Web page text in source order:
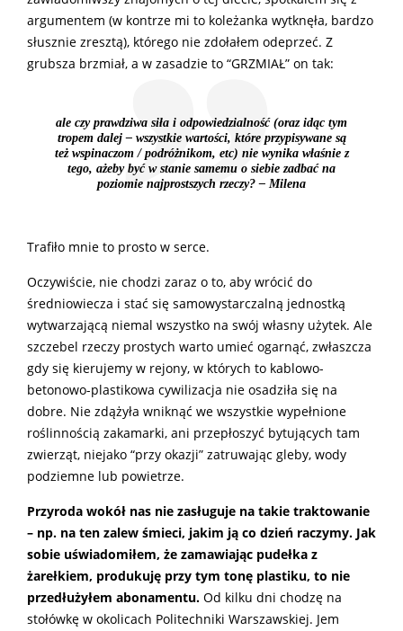
argumentem (w kontrze mi to koleżanka wytknęła, bardzo
słusznie zresztą), którego nie zdołałem odeprzeć. Z
grubsza brzmiał, a w zasadzie to “GRZMIAŁ” on tak:
ale czy prawdziwa siła i odpowiedzialność (oraz idąc tym
tropem dalej – wszystkie wartości, które przypisywane są
też wspinaczom / podróżnikom, etc) nie wynika właśnie z
tego, ażeby być w stanie samemu o siebie zadbać na
poziomie najprostszych rzeczy? – Milena
Trafiło mnie to prosto w serce.
Oczywiście, nie chodzi zaraz o to, aby wrócić do
średniowiecza i stać się samowystarczalną jednostką
wytwarzającą niemal wszystko na swój własny użytek. Ale
szczebel rzeczy prostych warto umieć ogarnąć, zwłaszcza
gdy się kierujemy w rejony, w których to kablowo-
betonowo-plastikowa cywilizacja nie osadziła się na
dobre. Nie zdążyła wniknąć we wszystkie wypełnione
roślinnością zakamarki, ani przepłoszyć bytujących tam
zwierząt, niejako “przy okazji” zatruwając gleby, wody
podziemne lub powietrze.
Przyroda wokół nas nie zasługuje na takie traktowanie
– np. na ten zalew śmieci, jakim ją co dzień raczymy. Jak
sobie uświadomiłem, że zamawiając pudełka z
żarełkiem, produkuję przy tym tonę plastiku, to nie
przedłużyłem abonamentu. Od kilku dni chodzę na
stołówkę w okolicach Politechniki Warszawskiej. Jem